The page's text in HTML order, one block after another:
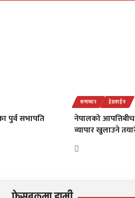
पुर्व सभापति
समाचार हेडलाईन
नेपालको
व्यापार खुलाउने